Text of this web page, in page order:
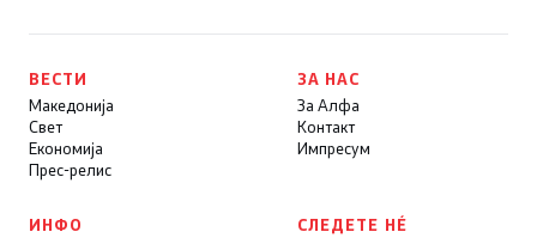
ВЕСТИ
Македонија
Свет
Економија
Прес-релис
ЗА НАС
За Алфа
Контакт
Импресум
ИНФО
СЛЕДЕТЕ НÉ